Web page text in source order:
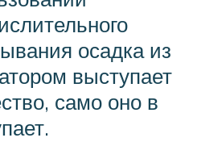
осадка из
выступает
само оно в